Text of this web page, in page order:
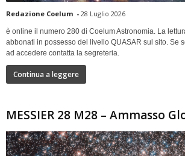
Redazione Coelum - 28 Luglio 2026
è online il numero 280 di Coelum Astronomia. La
abbonati in possesso del livello QUASAR sul sito. Se
ad accedere contatta la segreteria.
Continua a leggere
MESSIER 28 M28 – Ammasso